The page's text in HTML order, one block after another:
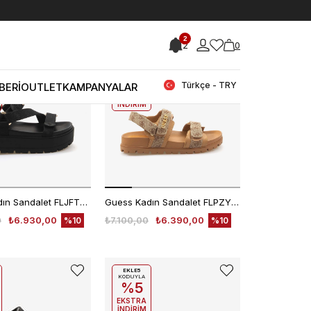
2
2 0
Türkçe - TRY
OUTLETKAMPANYALAR
Guess Kadın Sandalet FLJFTTFAL03
₺6.930,00
%10
Guess Kadın Sandalet FLPZY2FAL03
₺6.390,00
₺7.100,00 %10
KODUYLA
%5
İNDİRİM
EKLE5
KODUYLA
%5
EKSTRA
İNDİRİM